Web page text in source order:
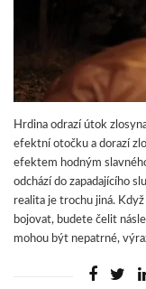
Hrdina odrazí útok
efektní otočku a dorazí
efektem hodným
odchází do zapadajícího
realita je trochu jiná.
bojovat, budete čelit
mohou být nepatrné,